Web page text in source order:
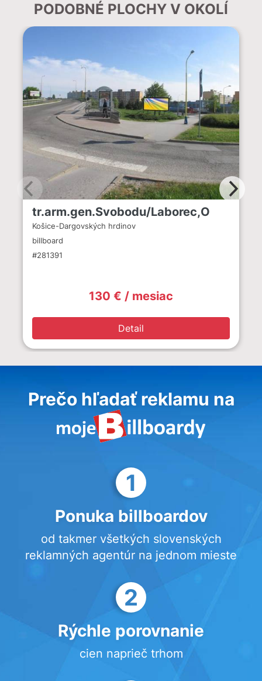
PODOBNÉ PLOCHY V OKOLÍ
tr.arm.gen.Svobodu/Laborec,O
Košice-Dargovských hrdinov
billboard
#281391
130 € / mesiac
Detail
Prečo hľadať reklamu na
1
Ponuka billboardov
od takmer všetkých slovenských
reklamných agentúr na jednom mieste
2
Rýchle porovnanie
cien naprieč trhom